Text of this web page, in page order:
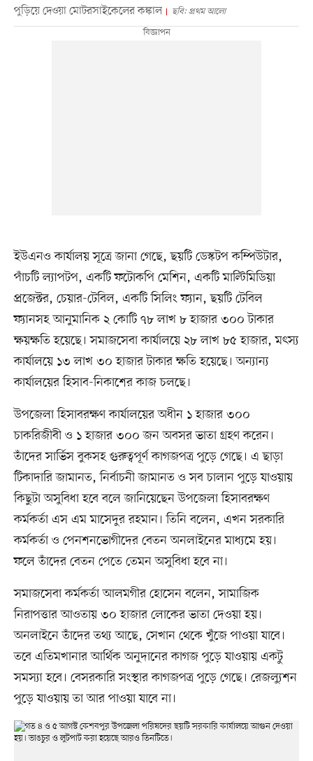
পুড়িয়ে দেওয়া মোটরসাইকেলের কঙ্কাল ছবি: প্রথম আলো
ইউএনও কার্যালয় সূত্রে জানা গেছে, ছয়টি ডেস্কটপ কম্পিউটার,
পাঁচটি ল্যাপটপ, একটি ফটোকপি মেশিন, একটি মাল্টিমিডিয়া
প্রজেক্টর, চেয়ার-টেবিল, একটি সিলিং ফ্যান, ছয়টি টেবিল
ফ্যানসহ আনুমানিক ২ কোটি ৭৮ লাখ ৮ হাজার ৩০০ টাকার
ক্ষয়ক্ষতি হয়েছে। সমাজসেবা কার্যালয়ে ২৮ লাখ ৮৫ হাজার, মৎস্য
কার্যালয়ে ১৩ লাখ ৩০ হাজার টাকার ক্ষতি হয়েছে। অন্যান্য
কার্যালয়ের হিসাব-নিকাশের কাজ চলছে।
উপজেলা হিসাবরক্ষণ কার্যালয়ের অধীন ১ হাজার ৩০০
চাকরিজীবী ও ১ হাজার ৩০০ জন অবসর ভাতা গ্রহণ করেন।
তাঁদের সার্ভিস বুকসহ গুরুত্বপূর্ণ কাগজপত্র পুড়ে গেছে। এ ছাড়া
টিকাদারি জামানত, নির্বাচনী জামানত ও সব চালান পুড়ে যাওয়ায়
কিছুটা অসুবিধা হবে বলে জানিয়েছেন উপজেলা হিসাবরক্ষণ
কর্মকর্তা এস এম মাসেদুর রহমান। তিনি বলেন, এখন সরকারি
কর্মকর্তা ও পেনশনভোগীদের বেতন অনলাইনের মাধ্যমে হয়।
ফলে তাঁদের বেতন পেতে তেমন অসুবিধা হবে না।
সমাজসেবা কর্মকর্তা আলমগীর হোসেন বলেন, সামাজিক
নিরাপত্তার আওতায় ৩০ হাজার লোকের ভাতা দেওয়া হয়।
অনলাইনে তাঁদের তথ্য আছে, সেখান থেকে খুঁজে পাওয়া যাবে।
তবে এতিমখানার আর্থিক অনুদানের কাগজ পুড়ে যাওয়ায় একটু
সমস্যা হবে। বেসরকারি সংস্থার কাগজপত্র পুড়ে গেছে। রেজল্যুশন
পুড়ে যাওয়ায় তা আর পাওয়া যাবে না।